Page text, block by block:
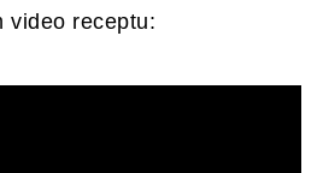
video receptu: